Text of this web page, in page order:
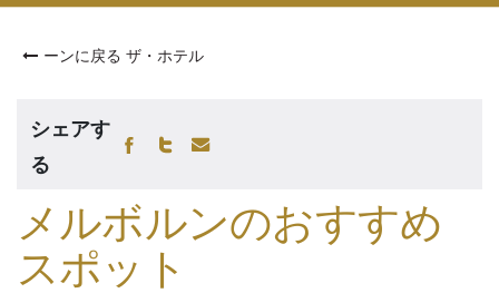
ーンに戻る ザ・ホテル
シェアす
る
メルボルンのおすすめ
スポット